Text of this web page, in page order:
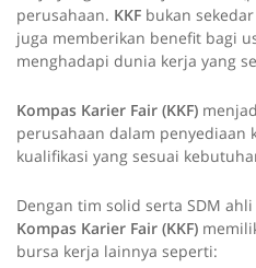
perusahaan. KKF bukan
juga memberikan benefit bagi
menghadapi dunia kerja yang
Kompas Karier Fair (KKF)
perusahaan dalam penyediaan
kualifikasi yang sesuai
Dengan tim solid serta SDM
Kompas Karier Fair (KKF)
bursa kerja lainnya seperti: